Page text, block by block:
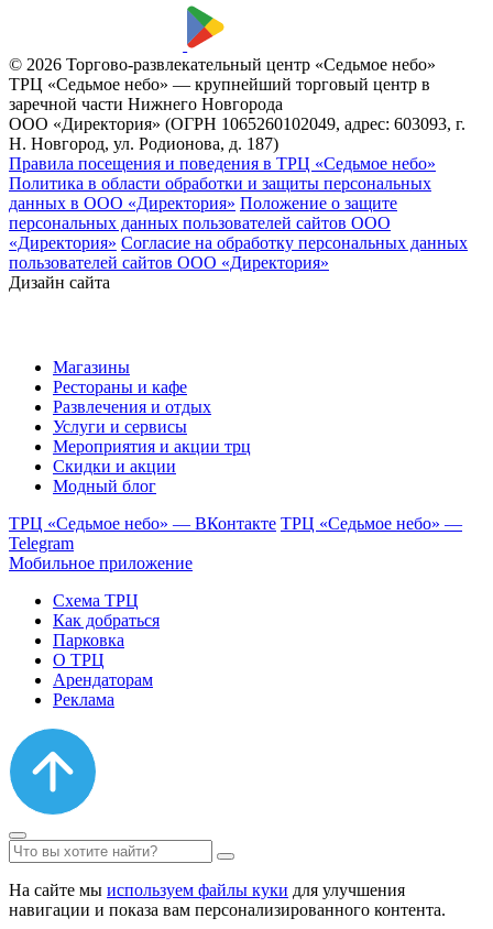
© 2026 Торгово-развлекательный центр «Седьмое небо»
ТРЦ «Седьмое небо» — крупнейший торговый центр в
заречной части Нижнего Новгорода
ООО «Директория» (ОГРН 1065260102049, адрес: 603093, г.
Н. Новгород, ул. Родионова, д. 187)
Правила посещения и поведения в ТРЦ «Седьмое небо»
Политика в области обработки и защиты персональных
данных в ООО «Директория» Положение о защите
персональных данных пользователей сайтов ООО
«Директория» Согласие на обработку персональных данных
пользователей сайтов ООО «Директория»
Дизайн сайта
Магазины
Рестораны и кафе
Развлечения и отдых
Услуги и сервисы
Мероприятия и акции трц
Скидки и акции
Модный блог
ТРЦ «Седьмое небо» — ВКонтакте ТРЦ «Седьмое небо» —
Telegram
Мобильное приложение
Схема ТРЦ
Как добраться
Парковка
О ТРЦ
Арендаторам
Реклама
На сайте мы используем файлы куки для улучшения
навигации и показа вам персонализированного контента.